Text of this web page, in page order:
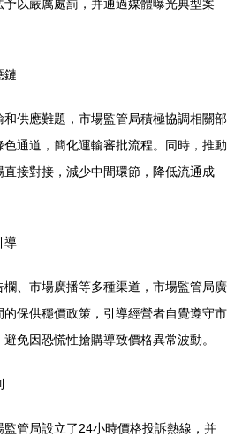
以嚴厲處罰，并通過媒體曝光典型案
鏈
供應難題，市場監管局積極協調相關部
通道，簡化運輸審批流程。同時，推動
接對接，減少中間環節，降低流通成
導
、市場廣播等多種渠道，市場監管局廣
保供穩價政策，引導經營者自覺遵守市
免因恐慌性搶購導致價格異常波動。
管局設立了24小時價格投訴熱線，并